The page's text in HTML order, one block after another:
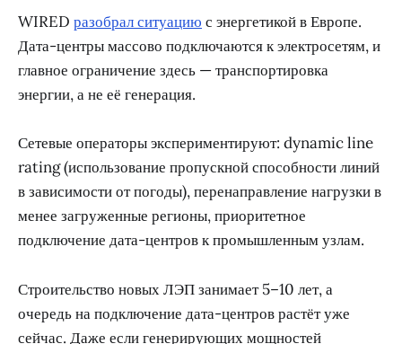
WIRED разобрал ситуацию с энергетикой в Европе.
Дата-центры массово подключаются к электросетям, и
главное ограничение здесь — транспортировка
энергии, а не её генерация.
Сетевые операторы экспериментируют: dynamic line
rating (использование пропускной способности линий
в зависимости от погоды), перенаправление нагрузки в
менее загруженные регионы, приоритетное
подключение дата-центров к промышленным узлам.
Строительство новых ЛЭП занимает 5–10 лет, а
очередь на подключение дата-центров растёт уже
сейчас. Даже если генерирующих мощностей